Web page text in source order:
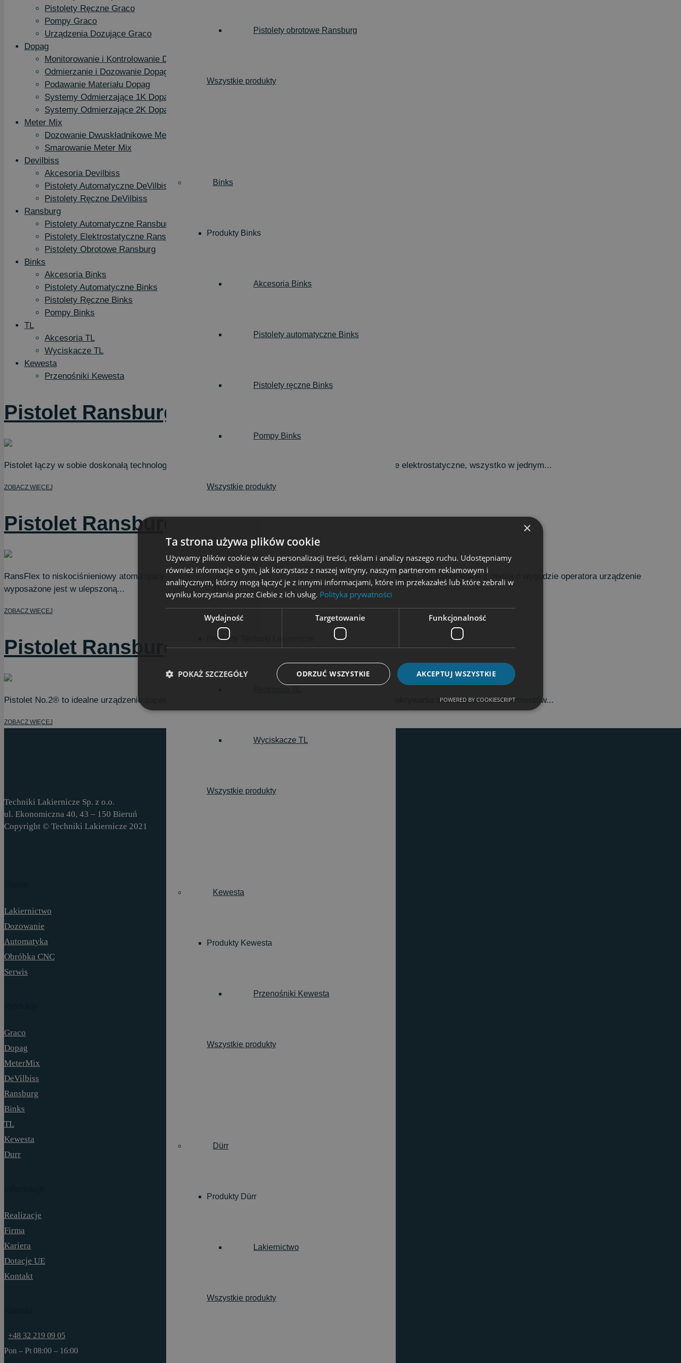
Pistolety obrotowe Ransburg
Wszystkie produkty
Binks
Produkty Binks
Akcesoria Binks
Pistolety automatyczne Binks
Pistolety ręczne Binks
Pompy Binks
Wszystkie produkty
TL
Produkty Techniki Lakiernicze
Wyciskacze TL
Wszystkie produkty
Kewesta
Produkty Kewesta
Przenośniki Kewesta
Wszystkie produkty
Dürr
Produkty Dürr
Lakiernictwo
Wszystkie produkty
Pistolety Ręczne Graco
Pompy Graco
Urządzenia Dozujące Graco
Dopag
Monitorowanie i Kontrolowanie Dopag
Odmierzanie i Dozowanie Dopag
Podawanie Materiału Dopag
Systemy Odmierzające 1K Dopag
Systemy Odmierzające 2K Dopag
Meter Mix
Dozowanie Dwuskładnikowe Meter Mix
Smarowanie Meter Mix
Devilbiss
Akcesoria Devilbiss
Pistolety Automatyczne DeVilbiss
Pistolety Ręczne DeVilbiss
Ransburg
Pistolety Automatyczne Ransburg
Pistolety Elektrostatyczne Ransburg
Pistolety Obrotowe Ransburg
Binks
Akcesoria Binks
Pistolety Automatyczne Binks
Pistolety Ręczne Binks
Pompy Binks
TL
Akcesoria TL
Wyciskacze TL
Kewesta
Przenośniki Kewesta
Pistolet Ransburg Vector
Pistolet łączy w sobie doskonałą technologię rozpylania air-assisted airless oraz zaawansowane funkcje elektrostatyczne, wszystko w jednym...
ZOBACZ WIĘCEJ
Pistolet Ransburg Ransflex
RansFlex to niskociśnieniowy atomizujący elektrostatyczny pistolet natryskowy zasilany wewnętrzną turbiną. Zaprojektowane z myślą o wygodzie operatora urządzenie
wyposażone jest w ulepszoną...
ZOBACZ WIĘCEJ
Pistolet Ransburg NO.2
Pistolet No.2® to idealne urządzenie zapewniające ekonomiczny natrysk szczególne odpowiednie dla pokrywania skomplikowanych elementów...
ZOBACZ WIĘCEJ
Techniki Lakiernicze Sp. z o.o.
ul. Ekonomiczna 40, 43 – 150 Bieruń
Copyright © Techniki Lakiernicze 2021
Lakiernictwo
Dozowanie
Automatyka
Obróbka CNC
Serwis
Graco
Dopag
MeterMix
DeVilbiss
Ransburg
Binks
TL
Kewesta
Durr
Realizacje
Firma
Kariera
Dotacje UE
Kontakt
+48 32 219 09 05
Pon – Pt 08:00 – 16:00
×
Ta strona używa plików cookie
Używamy plików cookie w celu personalizacji treści, reklam i analizy naszego ruchu. Udostępniamy
również informacje o tym, jak korzystasz z naszej witryny, naszym partnerom reklamowym i
analitycznym, którzy mogą łączyć je z innymi informacjami, które im przekazałeś lub które zebrali w
wyniku korzystania przez Ciebie z ich usług. Polityka prywatności
Wydajność Targetowanie Funkcjonalność
AKCEPTUJ WSZYSTKIE
ODRZUĆ WSZYSTKIE
POKAŻ SZCZEGÓŁY
POWERED BY COOKIESCRIPT